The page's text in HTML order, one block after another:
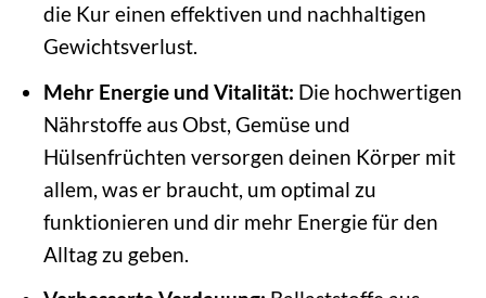
die Kur einen effektiven und nachhaltigen
Gewichtsverlust.
Mehr Energie und Vitalität: Die hochwertigen
Nährstoffe aus Obst, Gemüse und
Hülsenfrüchten versorgen deinen Körper mit
allem, was er braucht, um optimal zu
funktionieren und dir mehr Energie für den
Alltag zu geben.